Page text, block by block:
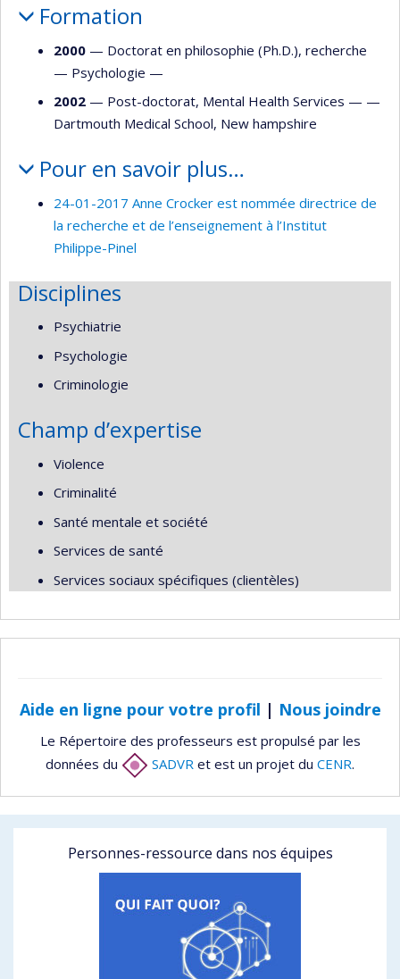
Formation
2000 — Doctorat en philosophie (Ph.D.), recherche
— Psychologie —
2002 — Post-doctorat, Mental Health Services — —
Dartmouth Medical School, New hampshire
Pour en savoir plus…
24-01-2017 Anne Crocker est nommée directrice de
la recherche et de l’enseignement à l’Institut
Philippe-Pinel
Disciplines
Psychiatrie
Psychologie
Criminologie
Champ d’expertise
Violence
Criminalité
Santé mentale et société
Services de santé
Services sociaux spécifiques (clientèles)
Aide en ligne pour votre profil | Nous joindre
Le Répertoire des professeurs est propulsé par les
données du
SADVR et est un projet du CENR.
Personnes-ressource dans nos équipes